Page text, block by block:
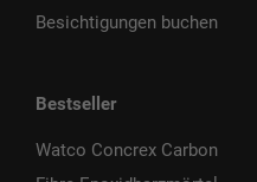
Besichtigungen buchen
Bestseller
Watco Concrex Carbon